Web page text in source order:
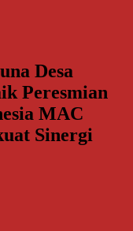
Desa
Peresmian
MAC
Sinergi